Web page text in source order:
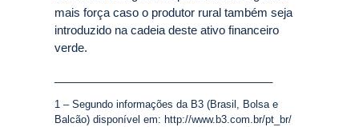
mais força caso o produtor rural também seja
introduzido na cadeia deste ativo financeiro
verde.
1 – Segundo informações da B3 (Brasil, Bolsa e
Balcão) disponível em: http://www.b3.com.br/pt_br/